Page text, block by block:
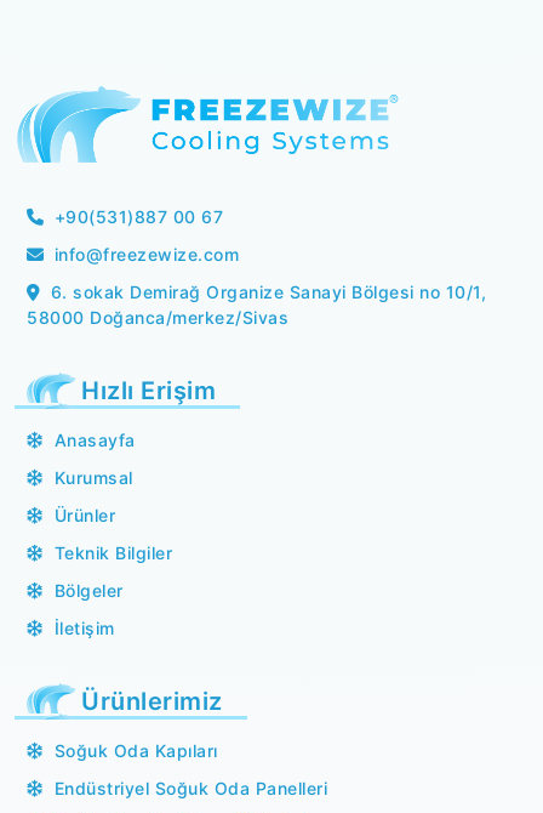
+90(531)887 00 67
info@freezewize.com
6. sokak Demirağ Organize Sanayi Bölgesi no 10/1,
58000 Doğanca/merkez/Sivas
Hızlı Erişim
Anasayfa
Kurumsal
Ürünler
Teknik Bilgiler
Bölgeler
İletişim
Ürünlerimiz
Soğuk Oda Kapıları
Endüstriyel Soğuk Oda Panelleri